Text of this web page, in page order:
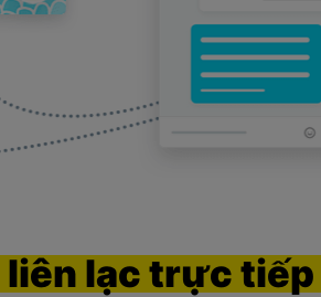
liên lạctrực tiếp